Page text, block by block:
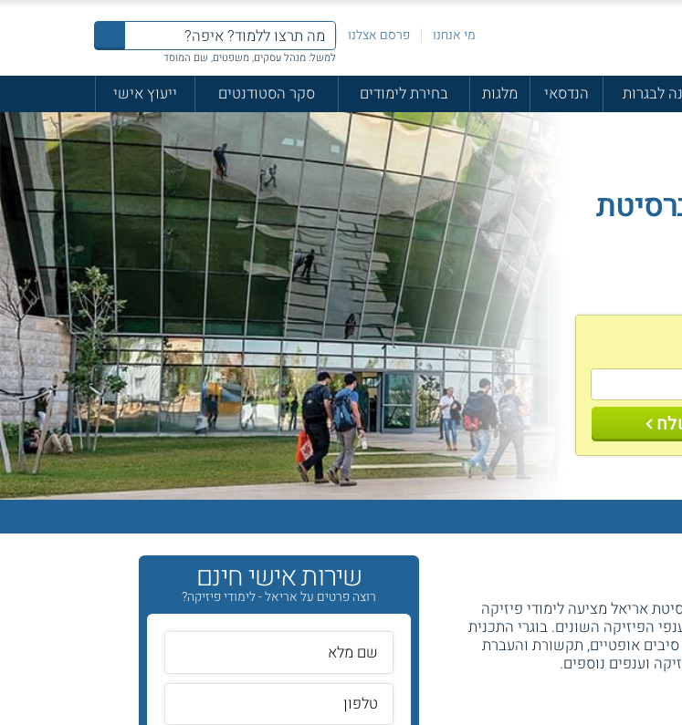
מי אנחנו פרסם אצלנו
למשל: מנהל עסקים, משפטים, שם המוסד
לבגרות הנדסאי מלגות בחירת לימודים סקר הסטודנטים
ייעוץ אישי
אריאל מציעה לימודי פיזיקה
הפיזיקה השונים. בוגרי התכנית
אופטיים, תקשורת והעברת
וענפים נוספים.
שירות אישי חינם
רוצה פרטים על אריאל - לימודי פיזיקה?